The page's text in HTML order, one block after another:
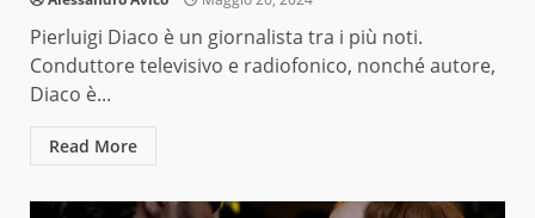
Pierluigi Diaco è un giornalista tra i più noti.
Conduttore televisivo e radiofonico, nonché autore,
Diaco è...
Read More